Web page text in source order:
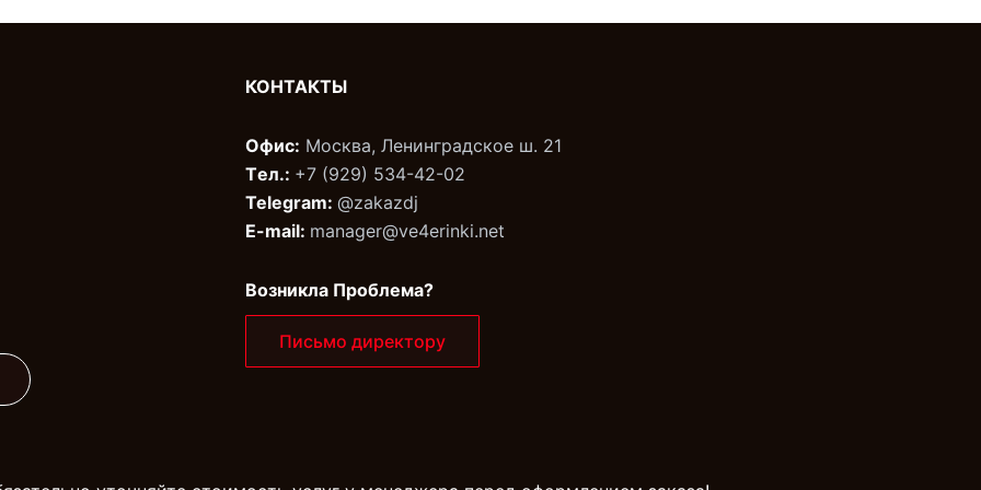
КОНТАКТЫ
Офис: Москва, Ленинградское ш. 21
Tел.: +7 (929) 534-42-02‬
Telegram: @zakazdj‬
E-mail: manager@ve4erinki.net
Возникла Проблема?
Письмо директору